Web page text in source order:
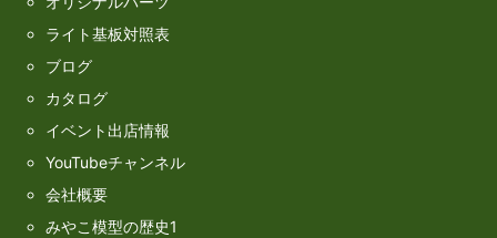
ライト基板対照表
ブログ
カタログ
イベント出店情報
YouTubeチャンネル
会社概要
みやこ模型の歴史1